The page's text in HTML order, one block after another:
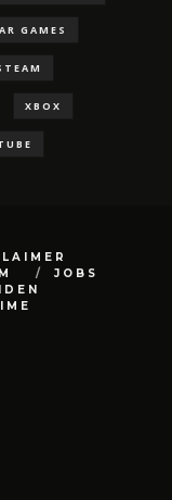
GAMES
XBOX
JOBS